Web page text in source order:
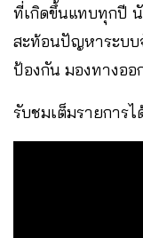
ที่เกิดขึ้นแทบทุกปี
สะท้อนปัญหาระบบ
ป้องกัน มองทางออ
รับชมเต็มรายการไ